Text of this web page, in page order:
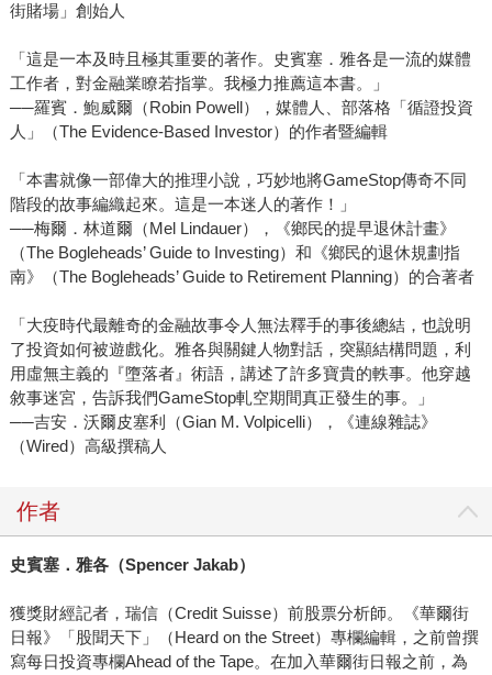
街賭場」創始人
「這是一本及時且極其重要的著作。史賓塞．雅各是一流的媒體
工作者，對金融業瞭若指掌。我極力推薦這本書。」
──羅賓．鮑威爾（Robin Powell），媒體人、部落格「循證投資
人」（The Evidence-Based Investor）的作者暨編輯
「本書就像一部偉大的推理小說，巧妙地將GameStop傳奇不同
階段的故事編織起來。這是一本迷人的著作！」
──梅爾．林道爾（Mel Lindauer），《鄉民的提早退休計畫》
（The Bogleheads’ Guide to Investing）和《鄉民的退休規劃指
南》（The Bogleheads’ Guide to Retirement Planning）的合著者
「大疫時代最離奇的金融故事令人無法釋手的事後總結，也說明
了投資如何被遊戲化。雅各與關鍵人物對話，突顯結構問題，利
用虛無主義的『墮落者』術語，講述了許多寶貴的軼事。他穿越
敘事迷宮，告訴我們GameStop軋空期間真正發生的事。」
──吉安．沃爾皮塞利（Gian M. Volpicelli），《連線雜誌》
（Wired）高級撰稿人
作者
史賓塞．雅各（Spencer Jakab）
獲獎財經記者，瑞信（Credit Suisse）前股票分析師。《華爾街
日報》「股聞天下」（Heard on the Street）專欄編輯，之前曾撰
寫每日投資專欄Ahead of the Tape。在加入華爾街日報之前，為